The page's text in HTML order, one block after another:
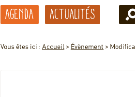
Agenda Actualités
Vous êtes ici : Accueil > Évènement >